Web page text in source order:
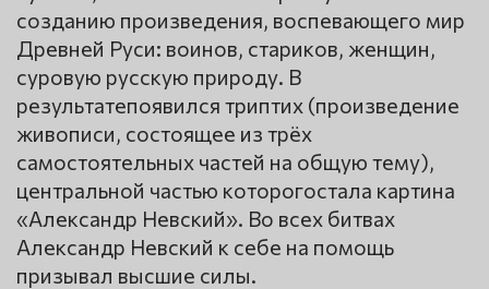
созданию произведения, воспевающего мир
Древней Руси: воинов, стариков, женщин,
суровую русскую природу. В
результатепоявился триптих (произведение
живописи, состоящее из трёх
самостоятельных частей на общую тему),
центральной частью которогостала картина
«Александр Невский». Во всех битвах
Александр Невский к себе на помощь
призывал высшие силы.